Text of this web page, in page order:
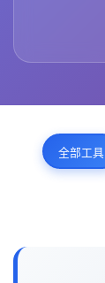
全部工具